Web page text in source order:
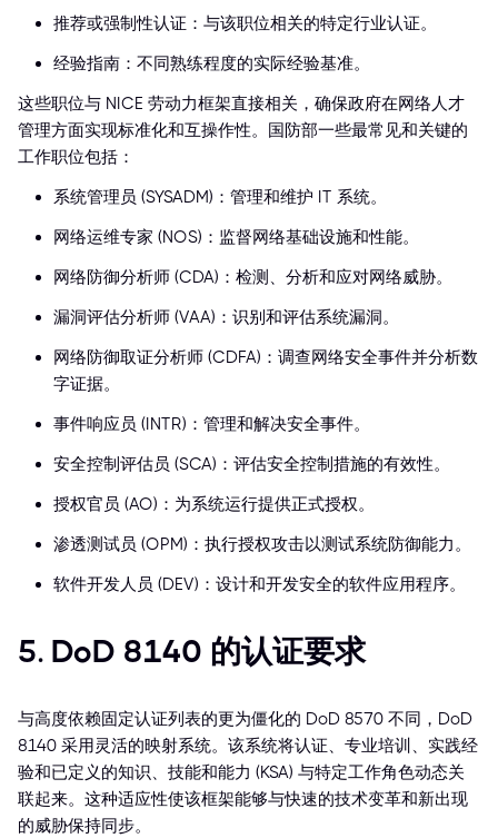
推荐或强制性认证：与该职位相关的特定行业认证。
经验指南：不同熟练程度的实际经验基准。
这些职位与 NICE 劳动力框架直接相关，确保政府在网络人才
管理方面实现标准化和互操作性。国防部一些最常见和关键的
工作职位包括：
系统管理员 (SYSADM)：管理和维护 IT 系统。
网络运维专家 (NOS)：监督网络基础设施和性能。
网络防御分析师 (CDA)：检测、分析和应对网络威胁。
漏洞评估分析师 (VAA)：识别和评估系统漏洞。
网络防御取证分析师 (CDFA)：调查网络安全事件并分析数
字证据。
事件响应员 (INTR)：管理和解决安全事件。
安全控制评估员 (SCA)：评估安全控制措施的有效性。
授权官员 (AO)：为系统运行提供正式授权。
渗透测试员 (OPM)：执行授权攻击以测试系统防御能力。
软件开发人员 (DEV)：设计和开发安全的软件应用程序。
5. DoD 8140 的认证要求
与高度依赖固定认证列表的更为僵化的 DoD 8570 不同，DoD
8140 采用灵活的映射系统。该系统将认证、专业培训、实践经
验和已定义的知识、技能和能力 (KSA) 与特定工作角色动态关
联起来。这种适应性使该框架能够与快速的技术变革和新出现
的威胁保持同步。